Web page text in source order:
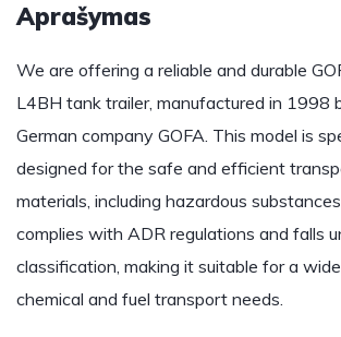
Aprašymas
We are offering a reliable and durable
L4BH tank trailer, manufactured in 1998
German company GOFA. This model is
designed for the safe and efficient
materials, including hazardous
complies with ADR regulations and falls
classification, making it suitable for a
chemical and fuel transport needs.